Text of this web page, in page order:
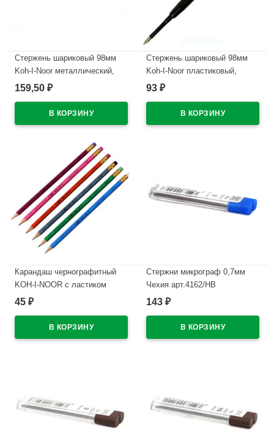
Стержень шариковый 98мм
Koh-I-Noor металлический,
0,8мм, синий арт.4442Е
159,50 ₽
Стержень шариковый 98мм
Koh-I-Noor пластиковый,
0,8мм, синий арт.4441Е
93 ₽
Карандаш чернографитный
KOH-I-NOOR с ластиком
Астра (ASTRA) арт.1380/2
45 ₽
Стержни микрограф 0,7мм
Чехия арт.4162/НВ
В наличии
143 ₽